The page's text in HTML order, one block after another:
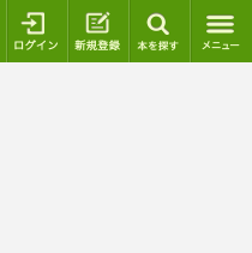
ログイン 新規登録